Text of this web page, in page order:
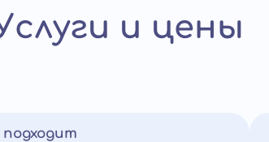
и цены
подходит